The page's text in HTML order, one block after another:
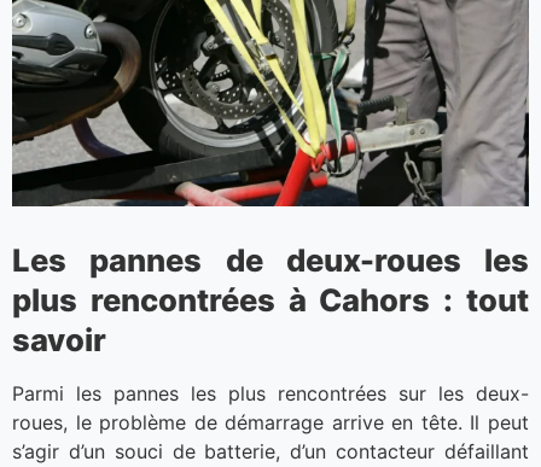
Les pannes de deux-roues les
plus rencontrées à Cahors : tout
savoir
Parmi les pannes les plus rencontrées sur les deux-
roues, le problème de démarrage arrive en tête. Il peut
s’agir d’un souci de batterie, d’un contacteur défaillant